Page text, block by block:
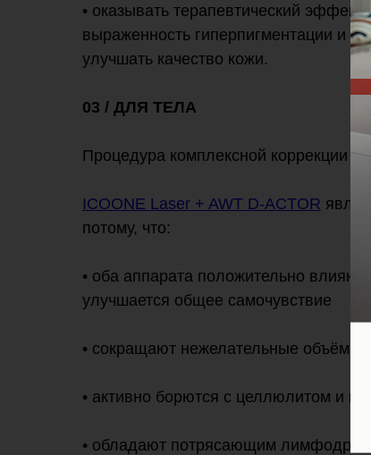
• оказывать терапевтический
выраженность гиперпигментации и
улучшать качество кожи.
03 / ДЛЯ ТЕЛА
Процедура комплексной коррекции
ICOONE Laser + AWT D-ACTOR
потому, что:
• оба аппарата положительно
улучшается общее самочувствие
• сокращают нежелательные объёмы
• активно борются с целлюлитом и
• обладают потрясающим